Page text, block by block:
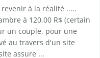
à la réalité .....
à 120,00 R$ (certain
un couple, pour une
au travers d'un site
assure ...